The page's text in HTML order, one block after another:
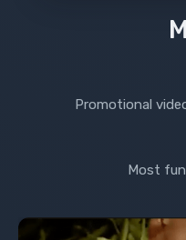
Promotional
Most